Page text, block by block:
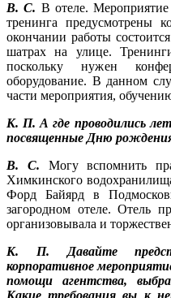
В. С. В отеле.
тренинга предусмотрены
окончании работы
шатрах на улице.
поскольку нужен
оборудование. В данном
части мероприятия,
К. П. А где проводились
посвященные Дню
В. С. Могу вспомнить
Химкинского
Форд Байярд в
загородном отеле. Отель
организовывала и
К. П. Давайте
корпоративное
помощи агентства,